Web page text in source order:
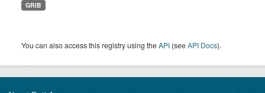
GRIB
You can also access this registry using theAPI (seeAPI Docs).